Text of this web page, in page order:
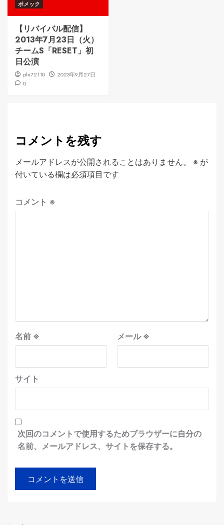
ボメック
【リバイバル配信】
2013年7月23日（火）
チームS「RESET」初
日公演
phi72110
2023年9月27日
0
コメントを残す
メールアドレスが公開されることはありません。 ※ が
付いている欄は必須項目です
コメント ※
名前 ※ メール※
サイト
次回のコメントで使用するためブラウザーに自分の
名前、メールアドレス、サイトを保存する。